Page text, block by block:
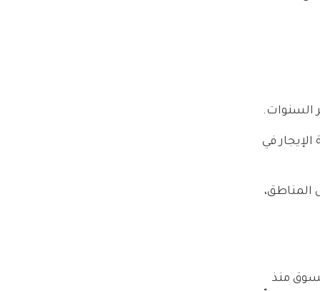
السنوات.
في
المناطق،
يشهده السوق منذ